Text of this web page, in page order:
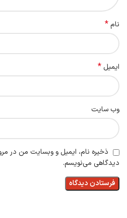
نام*
ایمیل *
وب‌ سایت
ذخیره نام، ایمیل و وبسایت من در
دیدگاهی می‌نویسم.